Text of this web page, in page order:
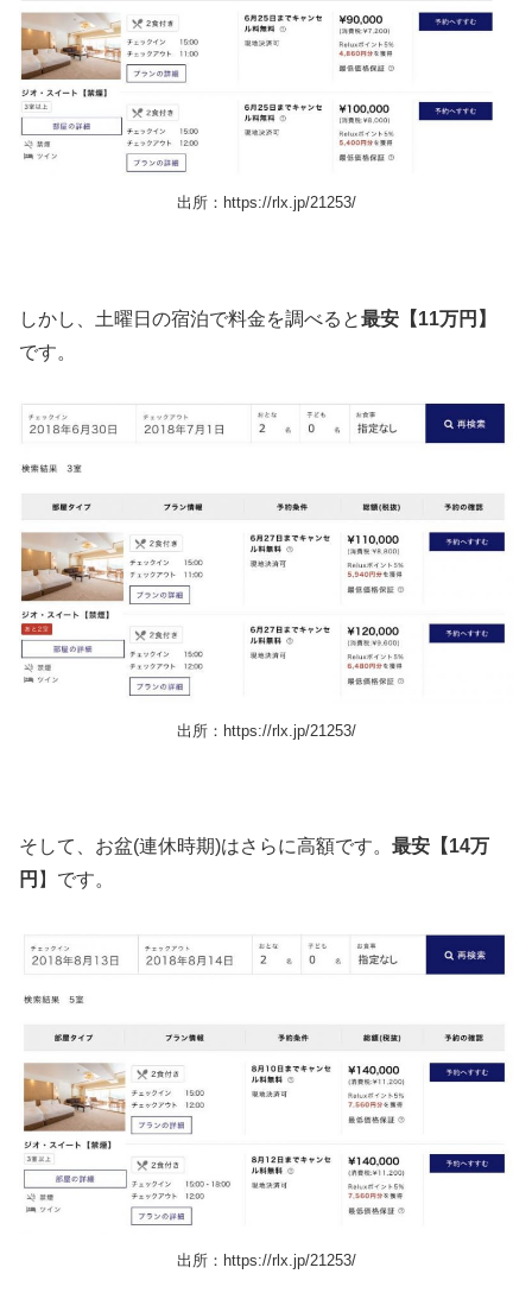
出所：https://rlx.jp/21253/
しかし、土曜日の宿泊で料金を調べると最安【11万円】
です。
出所：https://rlx.jp/21253/
そして、お盆(連休時期)はさらに高額です。 最安【14万
円 】です。
出所：https://rlx.jp/21253/